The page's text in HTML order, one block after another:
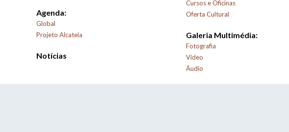
Agenda:
Global
Projeto Alcateia
Notícias
Cursos e Oficinas
Oferta Cultural
Galeria Multimédia:
Fotografia
Vídeo
Áudio